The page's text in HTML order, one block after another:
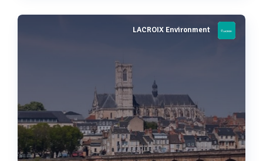
Voir plusLACROIX Environment